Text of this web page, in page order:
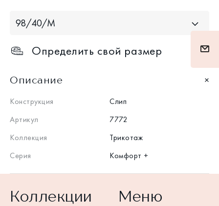
98/40/M
Определить свой размер
Описание
Конструкция
Слип
Артикул
7772
Коллекция
Трикотаж
Серия
Комфорт +
Коллекции Меню